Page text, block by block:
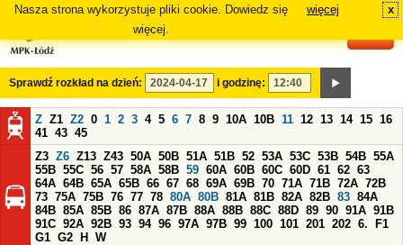
Nasza strona wykorzystuje pliki cookie. Dowiedz się
więcej.
więcej x
Sprawdź rozkład na dzień: i godzinę:
Z Z1 Z2 0 1 2 3 4 5 6 7 8 9 10A 10B 11 12 13 14 15 16
41 43 45
Z3 Z6 Z13 Z43 50A 50B 51A 51B 52 53A 53C 53B 54B 55A
55B 55C 56 57 58A 58B 59 60A 60B 60C 60D 61 62 63
64A 64B 65A 65B 66 67 68 69A 69B 70 71A 71B 72A 72B
73 75A 75B 76 77 78 80A 80B 81A 81B 82A 82B 83 84A
84B 85A 85B 86 87A 87B 88A 88B 88C 88D 89 90 91A 91B
91C 92A 92B 93 94 96 97A 97B 99 100 101 201 202 6.
F1
G1 G2 H
W